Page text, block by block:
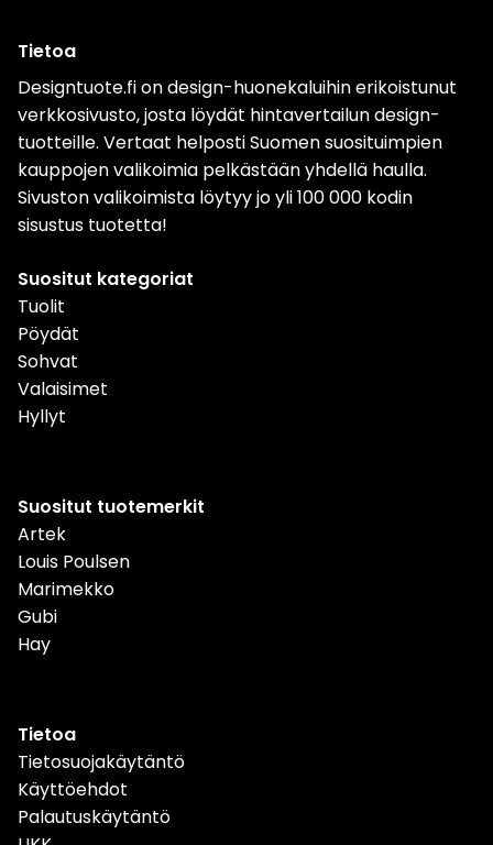
Tietoa
Designtuote.fi on design-huonekaluihin erikoistunut
verkkosivusto, josta löydät hintavertailun design-
tuotteille. Vertaat helposti Suomen suosituimpien
kauppojen valikoimia pelkästään yhdellä haulla.
Sivuston valikoimista löytyy jo yli 100 000 kodin
sisustus tuotetta!
Suositut kategoriat
Tuolit
Pöydät
Sohvat
Valaisimet
Hyllyt
Suositut tuotemerkit
Artek
Louis Poulsen
Marimekko
Gubi
Hay
Tietoa
Tietosuojakäytäntö
Käyttöehdot
Palautuskäytäntö